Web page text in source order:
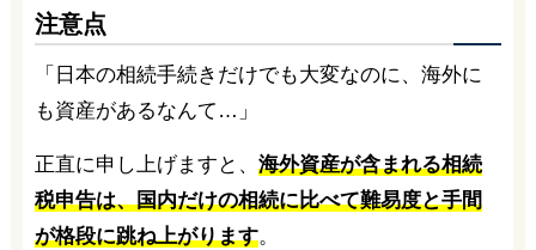
注意点
「日本の相続手続きだけでも大変なのに、海外に
も資産があるなんて…」
正直に申し上げますと、 海外資産が含まれる相続
税申告は、国内だけの相続に比べて難易度と手間
が格段に跳ね上がります。